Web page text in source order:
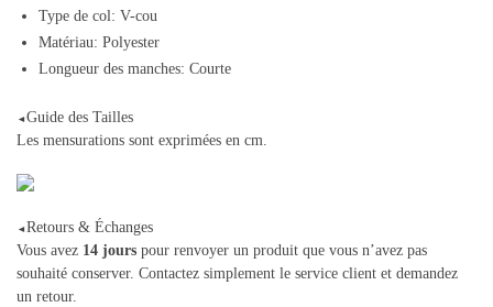
Type de col: V-cou
Matériau: Polyester
Longueur des manches: Courte
◄Guide des Tailles
Les mensurations sont exprimées en cm.
◄Retours & Échanges
Vous avez 14 jours pour renvoyer un produit que vous n’avez pas
souhaité conserver. Contactez simplement le service client et demandez
un retour.